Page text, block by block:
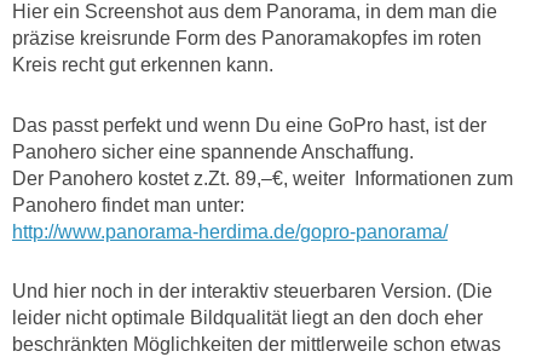
Hier ein Screenshot aus dem Panorama, in dem man die
präzise kreisrunde Form des Panoramakopfes im roten
Kreis recht gut erkennen kann.
Das passt perfekt und wenn Du eine GoPro hast, ist der
Panohero sicher eine spannende Anschaffung.
Der Panohero kostet z.Zt. 89,–€, weiter Informationen zum
Panohero findet man unter:
http://www.panorama-herdima.de/gopro-panorama/
Und hier noch in der interaktiv steuerbaren Version. (Die
leider nicht optimale Bildqualität liegt an den doch eher
beschränkten Möglichkeiten der mittlerweile schon etwas